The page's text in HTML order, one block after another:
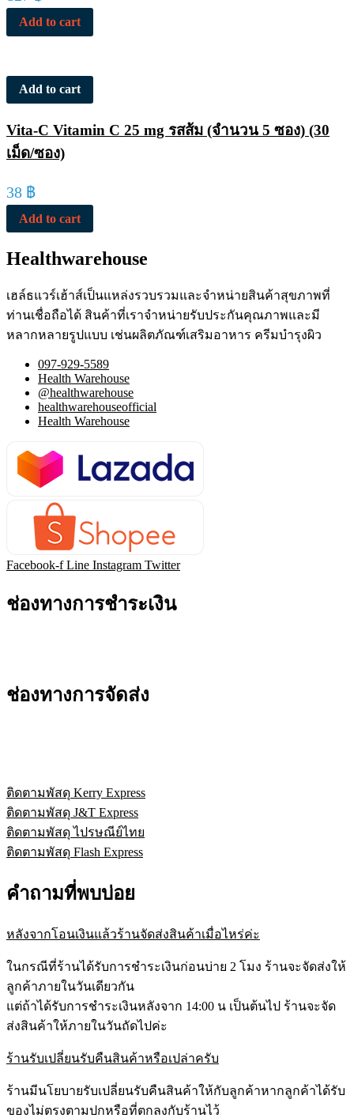
Add to cart
Add to cart
Vita-C Vitamin C 25 mg รสส้ม (จำนวน 5 ซอง) (30
เม็ด/ซอง)
38 ฿
Add to cart
Healthwarehouse
เฮล์ธแวร์เฮ้าส์เป็นแหล่งรวบรวมและจำหน่ายสินค้าสุขภาพที่
ท่านเชื่อถือได้ สินค้าที่เราจำหน่ายรับประกันคุณภาพและมี
หลากหลายรูปแบบ เช่นผลิตภัณฑ์เสริมอาหาร ครีมบำรุงผิว
097-929-5589
Health Warehouse
@healthwarehouse
healthwarehouseofficial
Health Warehouse
Facebook-f Line Instagram Twitter
ช่องทางการชำระเงิน
ช่องทางการจัดส่ง
ติดตามพัสดุ Kerry Express
ติดตามพัสดุ J&T Express
ติดตามพัสดุ ไปรษณีย์ไทย
ติดตามพัสดุ Flash Express
คำถามที่พบบ่อย
หลังจากโอนเงินแล้วร้านจัดส่งสินค้าเมื่อไหร่ค่ะ
ในกรณีที่ร้านได้รับการชำระเงินก่อนบ่าย 2 โมง ร้านจะจัดส่งให้
ลูกค้าภายในวันเดียวกัน
แต่ถ้าได้รับการชำระเงินหลังจาก 14:00 น เป็นต้นไป ร้านจะจัด
ส่งสินค้าให้ภายในวันถัดไปค่ะ
ร้านรับเปลี่ยนรับคืนสินค้าหรือเปล่าครับ
ร้านมีนโยบายรับเปลี่ยนรับคืนสินค้าให้กับลูกค้าหากลูกค้าได้รับ
ของไม่ตรงตามปกหรือที่ตกลงกับร้านไว้